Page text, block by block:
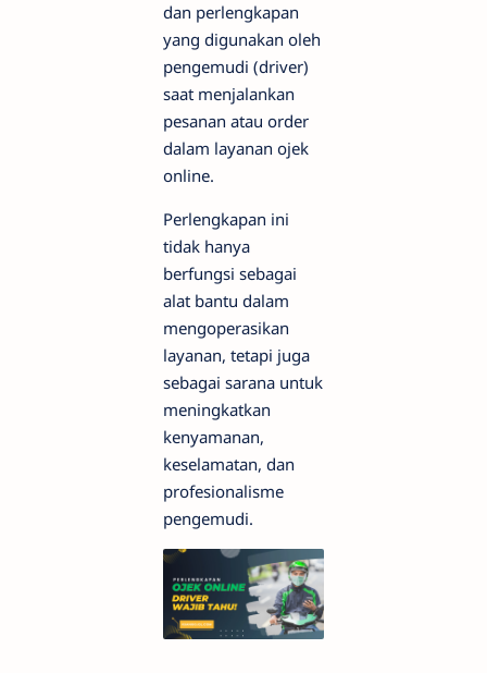
dan perlengkapan
yang digunakan oleh
pengemudi (driver)
saat menjalankan
pesanan atau order
dalam layanan ojek
online.
Perlengkapan ini
tidak hanya
berfungsi sebagai
alat bantu dalam
mengoperasikan
layanan, tetapi juga
sebagai sarana untuk
meningkatkan
kenyamanan,
keselamatan, dan
profesionalisme
pengemudi.